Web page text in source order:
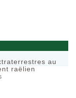
au
raëlien